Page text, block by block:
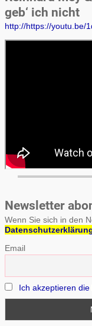
geb‘ ich nicht
http://https://youtu.be/
Newsletter
Wenn Sie sich in den
Email
Ich akzeptieren die